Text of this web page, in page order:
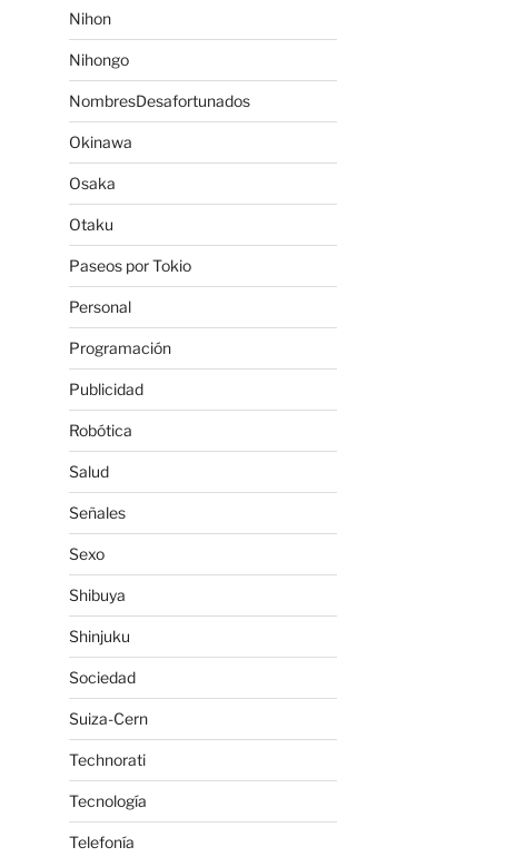
Nihon
Nihongo
NombresDesafortunados
Okinawa
Osaka
Otaku
Paseos por Tokio
Personal
Programación
Publicidad
Robótica
Salud
Señales
Sexo
Shibuya
Shinjuku
Sociedad
Suiza-Cern
Technorati
Tecnología
Telefonía